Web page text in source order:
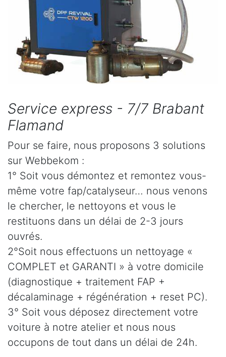
Service express - 7/7 Brabant
Flamand
Pour se faire, nous proposons 3 solutions
sur Webbekom :
1° Soit vous démontez et remontez vous-
même votre fap/catalyseur… nous venons
le chercher, le nettoyons et vous le
restituons dans un délai de 2-3 jours
ouvrés.
2°Soit nous effectuons un nettoyage «
COMPLET et GARANTI » à votre domicile
(diagnostique + traitement FAP +
décalaminage + régénération + reset PC).
3° Soit vous déposez directement votre
voiture à notre atelier et nous nous
occupons de tout dans un délai de 24h.